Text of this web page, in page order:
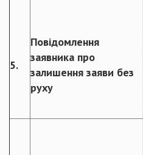
5.
Повідомлення
заявника про
залишення заяви без
руху